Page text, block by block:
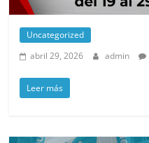
Uncategorized
abril 29, 2026
admin
Leer más